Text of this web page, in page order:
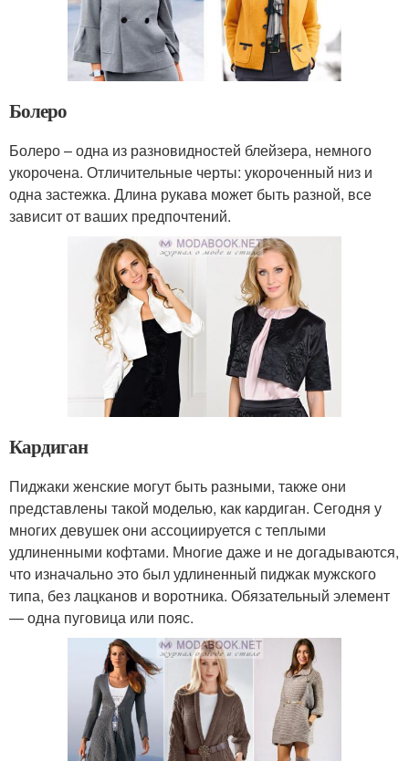
Болеро
Болеро – одна из разновидностей блейзера, немного
укорочена. Отличительные черты: укороченный низ и
одна застежка. Длина рукава может быть разной, все
зависит от ваших предпочтений.
Кардиган
Пиджаки женские могут быть разными, также они
представлены такой моделью, как кардиган. Сегодня у
многих девушек они ассоциируется с теплыми
удлиненными кофтами. Многие даже и не догадываются,
что изначально это был удлиненный пиджак мужского
типа, без лацканов и воротника. Обязательный элемент
— одна пуговица или пояс.